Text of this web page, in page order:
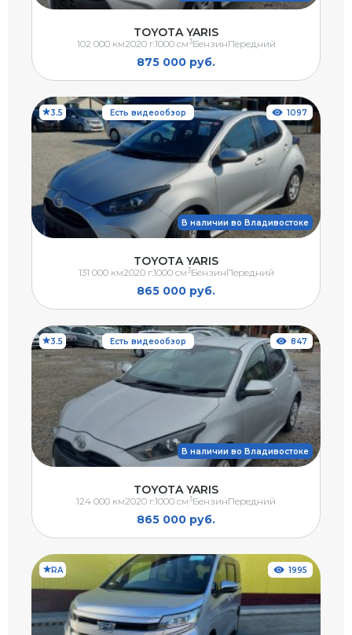
TOYOTA YARIS
875 000 руб.
102 000 км2020 г.1000 см3БензинПередний
3.5 Есть видеообзор
В наличии во Владивостоке
1097
TOYOTA YARIS
865 000 руб.
131 000 км2020 г.1000 см3БензинПередний
3.5 Есть видеообзор
В наличии во Владивостоке
847
TOYOTA YARIS
865 000 руб.
124 000 км2020 г.1000 см3БензинПередний
RA 1995